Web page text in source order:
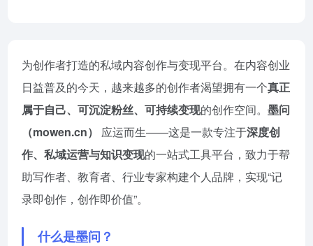
为创作者打造的私域内容创作与变现平台。在内容创业
日益普及的今天，越来越多的创作者渴望拥有一个真正
属于自己、可沉淀粉丝、可持续变现的创作空间。 墨问
（mowen.cn）
应运而生——这是一款专注于深度创
作、私域运营与知识变现的一站式工具平台，致力于帮
助写作者、教育者、行业专家构建个人品牌，实现“记
录即创作，创作即价值”。
什么是墨问？